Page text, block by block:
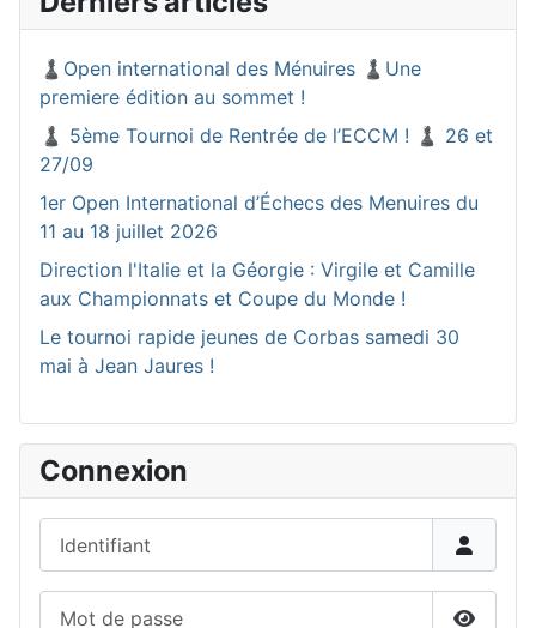
♟️Open international des Ménuires ♟️Une
premiere édition au sommet !
♟️ 5ème Tournoi de Rentrée de l’ECCM ! ♟️ 26 et
27/09
1er Open International d’Échecs des Menuires du
11 au 18 juillet 2026
Direction l'Italie et la Géorgie : Virgile et Camille
aux Championnats et Coupe du Monde !
Le tournoi rapide jeunes de Corbas samedi 30
mai à Jean Jaures !
Connexion